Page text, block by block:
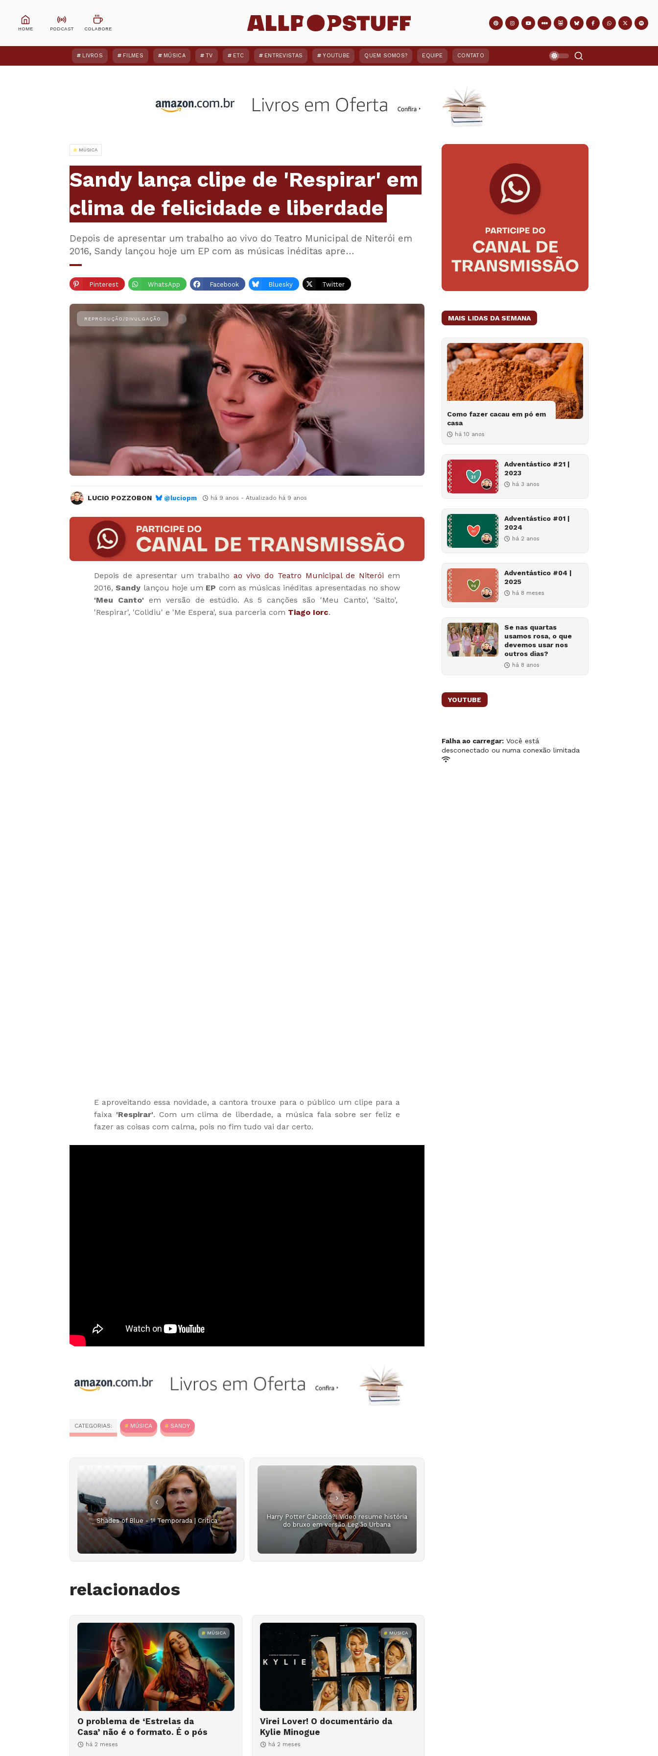
LIVROS FILMES MÚSICA TV ETC ENTREVISTAS YOUTUBE QUEM SOMOS? EQUIPE CONTATO
MÚSICA
Sandy lança clipe de 'Respirar' em
clima de felicidade e liberdade
Depois de apresentar um trabalho ao vivo do Teatro Municipal de Niterói em
2016, Sandy lançou hoje um EP com as músicas inéditas apre…
Pinterest WhatsApp Facebook Bluesky Twitter
LUCIO POZZOBON @luciopm há 9 anos - Atualizado há 9 anos
Depois de apresentar um trabalhoao vivo do Teatro Municipal de Niterói em
2016,Sandy lançou hoje um EP com as músicas inéditas apresentadas no show
'Meu Canto' em versão de estúdio. As 5 canções são 'Meu Canto', 'Salto',
'Respirar', 'Colidiu' e 'Me Espera', sua parceria com Tiago Iorc.
E aproveitando essa novidade, a cantora trouxe para o público um clipe para a
faixa 'Respirar'. Com um clima de liberdade, a música fala sobre ser feliz e
fazer as coisas com calma, pois no fim tudo vai dar certo.
CATEGORIAS: MÚSICA SANDY
Shades of Blue - 1ª Temporada | Crítica
Harry Potter Caboclo?! Vídeo resume história
do bruxo em versão Legião Urbana
relacionados
MÚSICA
O problema de ‘Estrelas da
Casa’ não é o formato. É o pós
há 2 meses
MÚSICA
Virei Lover! O documentário da
Kylie Minogue
há 2 meses
MAIS LIDAS DA SEMANA
Como fazer cacau em pó em
casa
há 10 anos
Adventástico #21 |
2023
há 3 anos
Adventástico #01 |
2024
há 2 anos
Adventástico #04 |
2025
há 8 meses
Se nas quartas
usamos rosa, o que
devemos usar nos
outros dias?
há 8 anos
YOUTUBE
Falha ao carregar: Você está
desconectado ou numa conexão limitada